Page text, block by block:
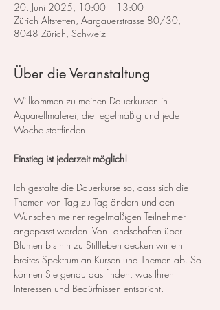
20. Juni 2025, 10:00 – 13:00
Zürich Altstetten, Aargauerstrasse 80/30,
8048 Zürich, Schweiz
Über die Veranstaltung
Willkommen zu meinen Dauerkursen in
Aquarellmalerei, die regelmäßig und jede
Woche stattfinden.
Einstieg ist jederzeit möglich!
Ich gestalte die Dauerkurse so, dass sich die
Themen von Tag zu Tag ändern und den
Wünschen meiner regelmäßigen Teilnehmer
angepasst werden. Von Landschaften über
Blumen bis hin zu Stillleben decken wir ein
breites Spektrum an Kursen und Themen ab. So
können Sie genau das finden, was Ihren
Interessen und Bedürfnissen entspricht.